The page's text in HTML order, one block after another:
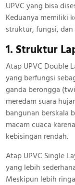
UPVC yang bisa
Keduanya memiliki
struktur, fungsi,
1. Struktur
Atap UPVC Double
yang berfungsi
ganda berongga
meredam suara
bangunan berskala
macam cuaca
kebisingan rendah.
Atap UPVC Single
yang lebih
Meskipun lebih